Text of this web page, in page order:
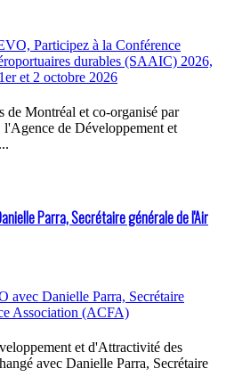
Montréal et co-organisé par
de Développement et
Parra, Secrétaire générale de l'Air
et d'Attractivité des
avec Danielle Parra, Secrétaire